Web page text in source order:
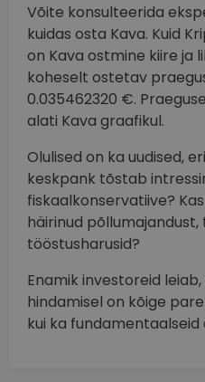
Võite konsulteerida
kuidas osta Kava. Kuid
on Kava ostmine kiire ja
koheselt ostetav
0.035462320 €.
alati Kava graafikul.
Olulised on ka uudised,
keskpank tõstab
fiskaalkonservatiive?
häirinud põllumajandust,
tööstusharusid?
Enamik investoreid
hindamisel on kõige
kui ka